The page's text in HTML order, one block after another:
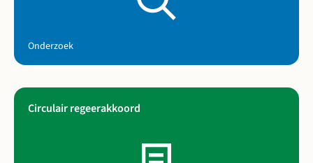
Onderzoek
Circulair regeerakkoord
Lees meer over Circulair regeerakkoord